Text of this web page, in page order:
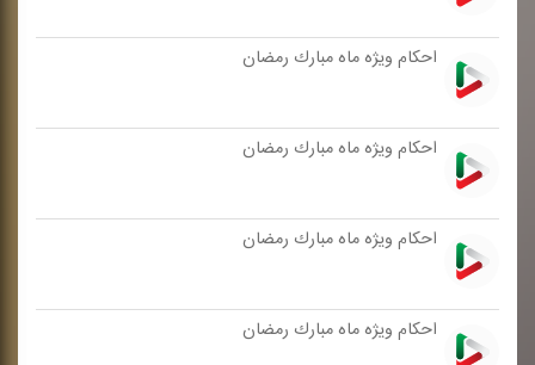
احكام ویژه ماه مبارك رمضان
احكام ویژه ماه مبارك رمضان
احكام ویژه ماه مبارك رمضان
احكام ویژه ماه مبارك رمضان